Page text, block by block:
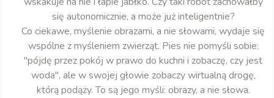
się autonomicznie, a może już inteligentnie?
Co ciekawe, myślenie obrazami, a nie słowami, wydaje się
wspólne z myśleniem zwierząt. Pies nie pomyśli sobie:
"pójdę przez pokój w prawo do kuchni i zobaczę, czy jest
woda", ale w swojej głowie zobaczy wirtualną drogę,
którą podąży. To są jego myśli: obrazy, a nie słowa.